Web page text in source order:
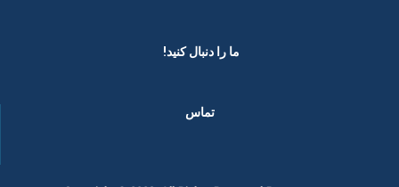
ما را دنبال کنید! ​
تماس